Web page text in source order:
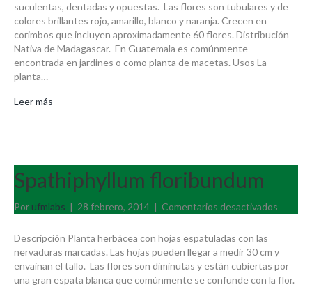
suculentas, dentadas y opuestas. Las flores son tubulares y de
colores brillantes rojo, amarillo, blanco y naranja. Crecen en
corimbos que incluyen aproximadamente 60 flores. Distribución
Nativa de Madagascar. En Guatemala es comúnmente
encontrada en jardines o como planta de macetas. Usos La
planta…
Leer más
Spathiphyllum floribundum
Por ufmlabs | 28 febrero, 2014 | Comentarios desactivados
Descripción Planta herbácea con hojas espatuladas con las
nervaduras marcadas. Las hojas pueden llegar a medir 30 cm y
envainan el tallo. Las flores son diminutas y están cubiertas por
una gran espata blanca que comúnmente se confunde con la flor.